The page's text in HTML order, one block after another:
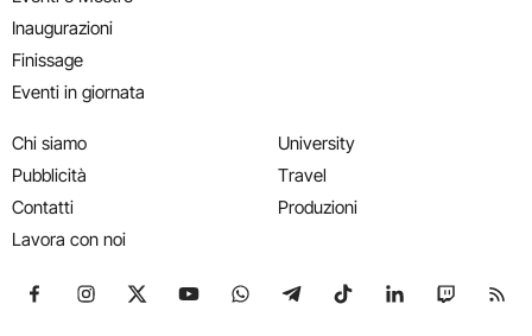
Inaugurazioni
Finissage
Eventi in giornata
Chi siamo
Pubblicità
Contatti
Lavora con noi
University
Travel
Produzioni
Seguici su Facebook
Seguici su Instagram
Seguici su X
Seguici su YouTube
Seguici su WhatsApp
Seguici su Telegram
Seguici su TikTok
Seguici su
Seguici